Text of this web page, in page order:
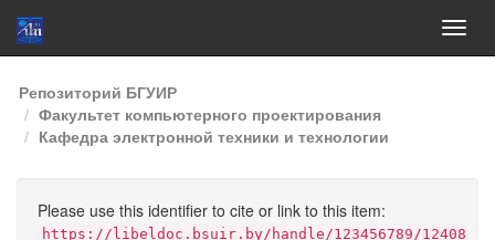
Skip
navigation
Репозиторий БГУИР
Факультет компьютерного проектирования
Кафедра электронной техники и технологии
Please use this identifier to cite or link to this item:
https://libeldoc.bsuir.by/handle/123456789/12408